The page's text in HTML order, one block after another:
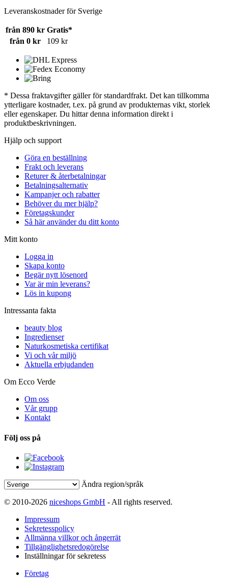
Leveranskostnader för Sverige
från 890 kr Gratis*
från 0 kr
109 kr
* Dessa fraktavgifter gäller för standardfrakt. Det kan tillkomma
ytterligare kostnader, t.ex. på grund av produkternas vikt, storlek
eller egenskaper. Du hittar denna information direkt i
produktbeskrivningen.
Hjälp och support
Göra en beställning
Frakt och leverans
Returer & återbetalningar
Betalningsalternativ
Kampanjer och rabatter
Behöver du mer hjälp?
Företagskunder
Så här använder du ditt konto
Mitt konto
Logga in
Skapa konto
Begär nytt lösenord
Var är min leverans?
Lös in kupong
Intressanta fakta
beauty blog
Ingredienser
Naturkosmetiska certifikat
Vi och vår miljö
Aktuella erbjudanden
Om Ecco Verde
Om oss
Vår grupp
Kontakt
Följ oss på
Ändra region/språk
© 2010-2026 niceshops GmbH - All rights reserved.
Impressum
Sekretesspolicy
Allmänna villkor och ångerrät
Tillgänglighetsredogörelse
Inställningar för sekretess
Företag